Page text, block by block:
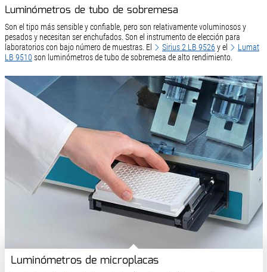
Luminómetros de tubo de sobremesa
Son el tipo más sensible y confiable, pero son relativamente voluminosos y
pesados y necesitan ser enchufados. Son el instrumento de elección para
laboratorios con bajo número de muestras. El
Sirius 2 LB 9526 y el
Lumat
LB 9510 son luminómetros de tubo de sobremesa de alto rendimiento.
Luminómetros de microplacas